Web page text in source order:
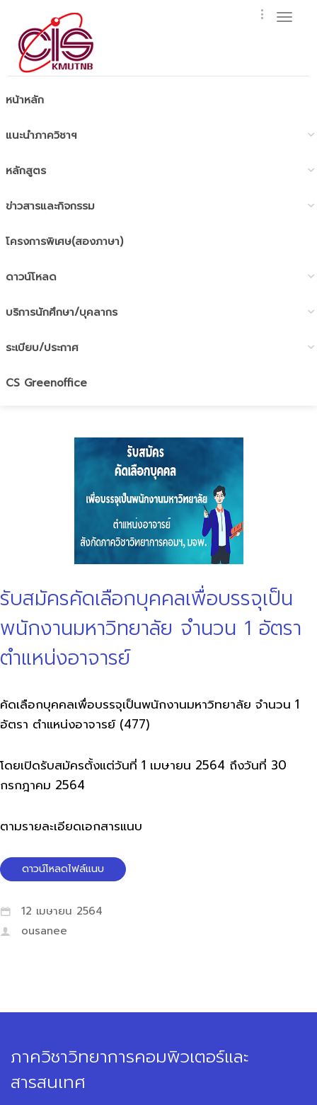
หน้าหลัก
แนะนำภาควิชาฯ
หลักสูตร
ข่าวสารและกิจกรรม
โครงการพิเศษ(สองภาษา)
ดาวน์โหลด
บริการนักศึกษา/บุคลากร
ระเบียบ/ประกาศ
CS Greenoffice
รับสมัครคัดเลือกบุคคลเพื่อบรรจุเป็น
พนักงานมหาวิทยาลัย จำนวน 1 อัตรา
ตำแหน่งอาจารย์
คัดเลือกบุคคลเพื่อบรรจุเป็นพนักงานมหาวิทยาลัย จำนวน 1
อัตรา ตำแหน่งอาจารย์ (477)
โดยเปิดรับสมัครตั้งแต่วันที่ 1 เมษายน 2564 ถึงวันที่ 30
กรกฎาคม 2564
ตามรายละเอียดเอกสารแนบ
ดาวน์โหลดไฟล์แนบ
12 เมษายน 2564
ousanee
ภาควิชาวิทยาการคอมพิวเตอร์และ
สารสนเทศ